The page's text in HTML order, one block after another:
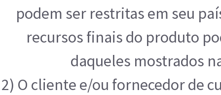
podem ser restritas em seu
recursos finais do produto
daqueles mostrados
2) O cliente e/ou fornecedor de